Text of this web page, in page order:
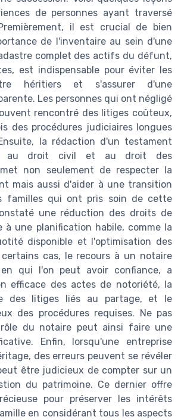
de personnes ayant traversé
il est crucial de bien
de l'inventaire au sein d'une
complet des actifs du défunt,
est indispensable pour éviter les
héritiers et s'assurer d'une
Les personnes qui ont négligé
rencontré des litiges coûteux,
des procédures judiciaires longues
la rédaction d'un testament
au droit civil et au droit des
non seulement de respecter la
mais aussi d'aider à une transition
familles qui ont pris soin de cette
une réduction des droits de
à une planification habile, comme la
disponible et l'optimisation des
cas, le recours à un notaire
qui l'on peut avoir confiance, a
efficace des actes de notoriété, la
des litiges liés au partage, et le
des procédures requises. Ne pas
du notaire peut ainsi faire une
Enfin, lorsqu'une entreprise
des erreurs peuvent se révéler
être judicieux de compter sur un
du patrimoine. Ce dernier offre
pour préserver les intérêts
en considérant tous les aspects